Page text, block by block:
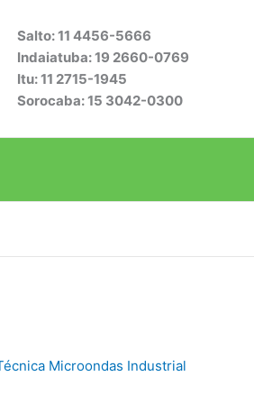
Salto: 11 4456-5666
Indaiatuba: 19 2660-0769
Itu: 11 2715-1945
Sorocaba: 15 3042-0300
Microondas Industrial